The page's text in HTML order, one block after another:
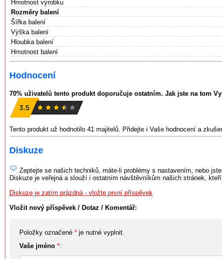
Hmotnost výrobku
Rozměry balení
Šířka balení
Výška balení
Hloubka balení
Hmotnost balení
Hodnocení
70% uživatelů tento produkt doporučuje ostatním. Jak jste na tom
Tento produkt už hodnotilo 41 majitelů. Přidejte i Vaše hodnocení a
Diskuze
Zeptejte se našich techniků, máte-li problémy s nastavením, nebo
Diskuze je veřejná a slouží i ostatním návštěvníkům našich stránek,
Diskuze je zatím prázdná - vložte první příspěvek
Vložit nový příspěvek / Dotaz / Komentář:
Položky označené * je nutné vyplnit.
Vaše jméno *: